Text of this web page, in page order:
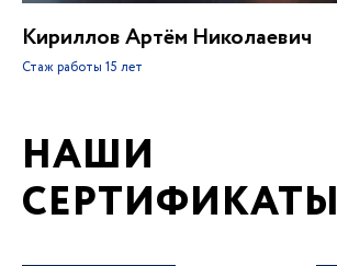
Кириллов Артём Николаевич
Стаж работы 15 лет
НАШИ
СЕРТИФИКАТЫ